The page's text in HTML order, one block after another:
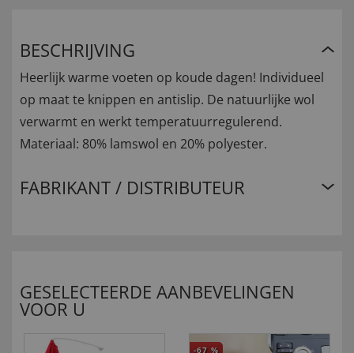
BESCHRIJVING
Heerlijk warme voeten op koude dagen! Individueel
op maat te knippen en antislip. De natuurlijke wol
verwarmt en werkt temperatuurregulerend.
Materiaal: 80% lamswol en 20% polyester.
FABRIKANT / DISTRIBUTEUR
GESELECTEERDE AANBEVELINGEN
VOOR U
-67 %